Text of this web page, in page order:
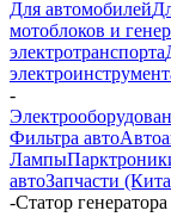
Для автомобилей
мотоблоков и
электротранспорта
-
Фильтра авто
Лампы
автоЗапчасти
-Статор